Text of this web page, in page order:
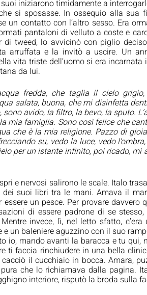
iniziarono timidamente a
si sposasse. In ossequio alla sua
un contatto con l’altro sesso. Era
pantaloni di velluto a coste e
tweed, lo avvicinò con piglio
arruffata e la invitò a uscire. Un
vita triste dell’uomo si era
da lui.
fredda, che taglia il cielo
salata, buona, che mi disinfetta
avido, la filtro, la bevo, la sputo.
mia famiglia. Sono così felice che
che è la mia religione. Pazzo di
su, vedo la luce, vedo
per un istante infinito, poi ricado, mi
e nervosi salirono le scale. Italo
suoi libri tra le mani. Amava il
un pesce. Per provare davvero
di essere padrone di se
invece, lì, nel letto sfatto,
un baleniere aguzzino con il suo
io, mando avanti la baracca e tu qui,
ti faccia rinchiudere in una bella
il cucchiaio in bocca. Amara,
che lo richiamava dalla pagina.
interiore, risputò la broda sulla